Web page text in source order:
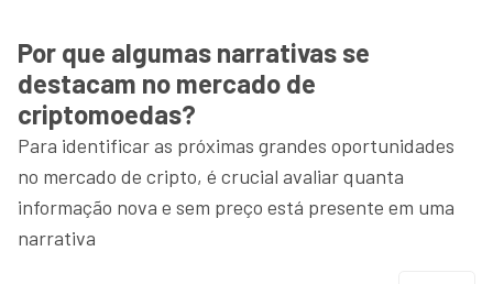
Por que algumas narrativas se
destacam no mercado de
criptomoedas?
Para identificar as próximas grandes oportunidades
no mercado de cripto, é crucial avaliar quanta
informação nova e sem preço está presente em uma
narrativa